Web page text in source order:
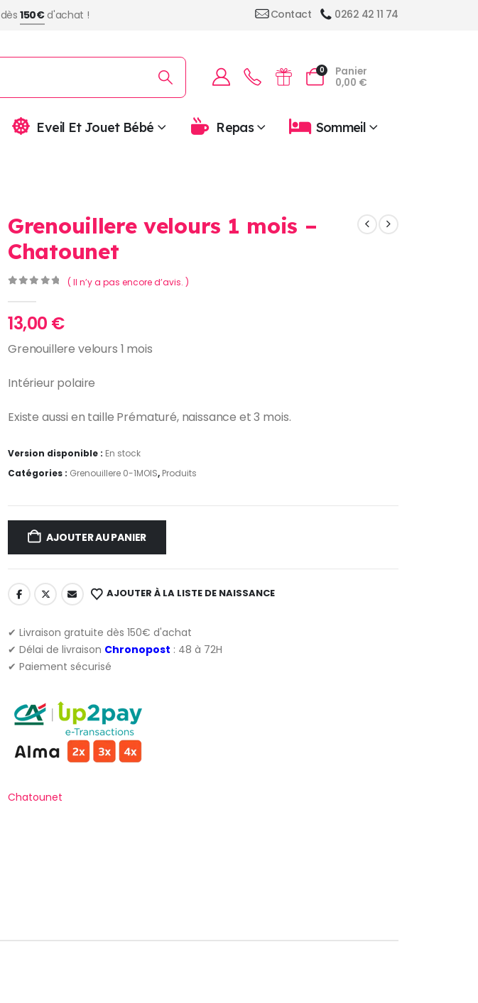
dès150€d'achat ! Contact 0262 42 11 74
0
Panier
0,00 €
Eveil Et Jouet Bébé Repas Sommeil
Grenouillere velours 1 mois –
Chatounet
( Il n’y a pas encore d’avis. )
13,00 €
Grenouillere velours 1 mois
Intérieur polaire
Existe aussi en taille Prématuré, naissance et 3 mois.
Version disponible : En stock
Catégories : Grenouillere 0-1MOIS, Produits
AJOUTER AU PANIER
AJOUTER À LA LISTE DE NAISSANCE
✔ Livraison gratuite dès 150€ d'achat
✔ Délai de livraison Chronopost : 48 à 72H
✔ Paiement sécurisé
Chatounet